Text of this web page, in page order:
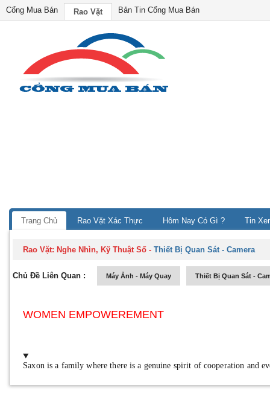
Cổng Mua Bán Rao Vặt Bản Tin Cổng Mua Bán
Trang Chủ Rao Vặt Xác Thực Hôm Nay Có Gì ? Tin
Rao Vặt: Nghe Nhìn, Kỹ Thuật Số -Thiết Bị Quan Sát - Camera
Chủ Đề Liên Quan : Máy Ảnh - Máy Quay Thiết Bị Quan Sát -
WOMEN EMPOWEREMENT
Saxon is a family where there is a genuine spirit of cooperation and